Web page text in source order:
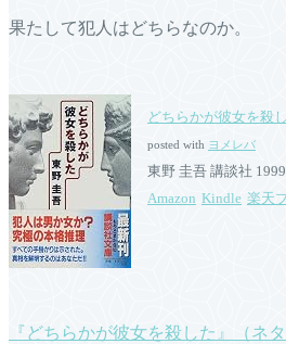
果たして犯人はどちらなのか。
どちらかが彼女を殺
posted with ヨメレバ
東野 圭吾 講談社
Amazon Kindle 楽天
『どちらかが彼女を殺した』（ネ